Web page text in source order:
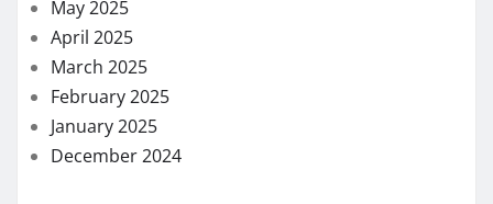
May 2025
April 2025
March 2025
February 2025
January 2025
December 2024